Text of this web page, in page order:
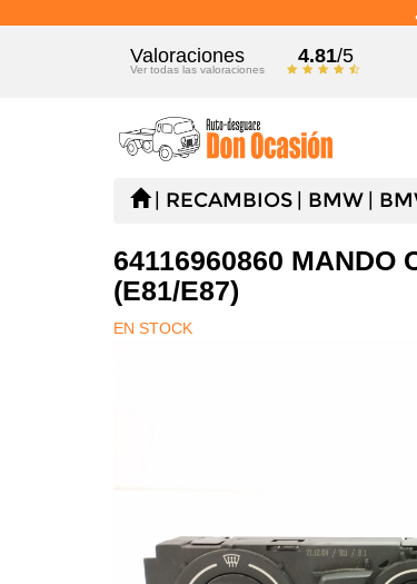
Valoraciones
Ver todas las valoraciones
4.81/5
RECAMBIOS BMW
64116960860 MANDO
(E81/E87)
EN STOCK